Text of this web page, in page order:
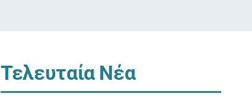
Τελευταία Νέα